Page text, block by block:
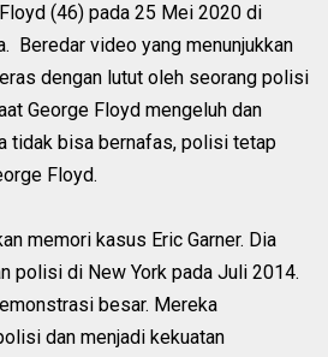
(46) pada 25 Mei 2020 di
Beredar video yang menunjukkan
dengan lutut oleh seorang polisi
George Floyd mengeluh dan
tidak bisa bernafas, polisi tetap
Floyd.
memori kasus Eric Garner. Dia
polisi di New York pada Juli 2014.
besar. Mereka
dan menjadi kekuatan